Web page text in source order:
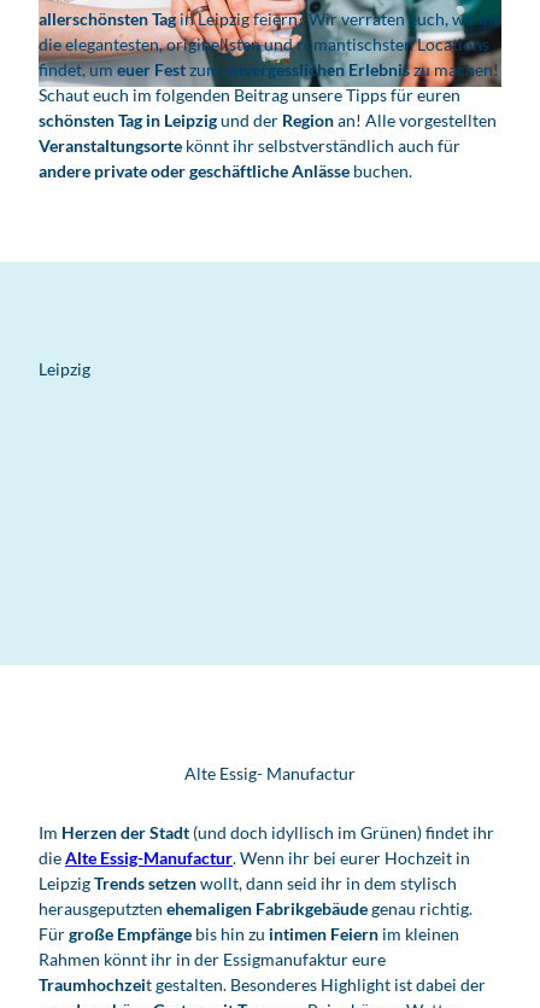
© www.tomwilliger.de, Tom Williger
allerschönsten Tagin Leipzig feiern? Wir verraten euch, wo ihr
die elegantesten, originellsten und romantischsten Locations
findet, umeuer Festzum unvergesslichen Erlebniszu machen!
Schaut euch im folgenden Beitrag unsere Tipps für euren
schönsten Tag in Leipzigund der Regionan! Alle vorgestellten
Veranstaltungsorte könnt ihr selbstverständlich auch für
andere private oder geschäftliche Anlässe buchen.
Leipzig
Alte Essig- Manufactur
Im Herzen der Stadt (und doch idyllisch im Grünen) findet ihr
dieAlte Essig-Manufactur. Wenn ihr bei eurer Hochzeit in
LeipzigTrends setzenwollt, dann seid ihr in dem stylisch
herausgeputzten ehemaligen Fabrikgebäudegenau richtig.
Fürgroße Empfänge bis hin zu intimen Feiern im kleinen
Rahmen könnt ihr in der Essigmanufaktur eure
Traumhochzeit gestalten. Besonderes Highlight ist dabei der